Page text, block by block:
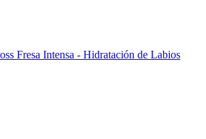
Fresa Intensa - Hidratación de Labios